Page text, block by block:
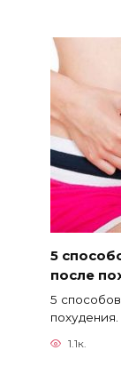
5
после
5
похудения.
1.1к.